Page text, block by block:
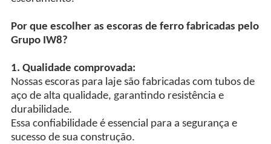
Por que escolher as escoras de ferro fabricadas pelo
Grupo IW8?
1. Qualidade comprovada:
Nossas escoras para laje são fabricadas com tubos de
aço de alta qualidade, garantindo resistência e
durabilidade.
Essa confiabilidade é essencial para a segurança e
sucesso de sua construção.